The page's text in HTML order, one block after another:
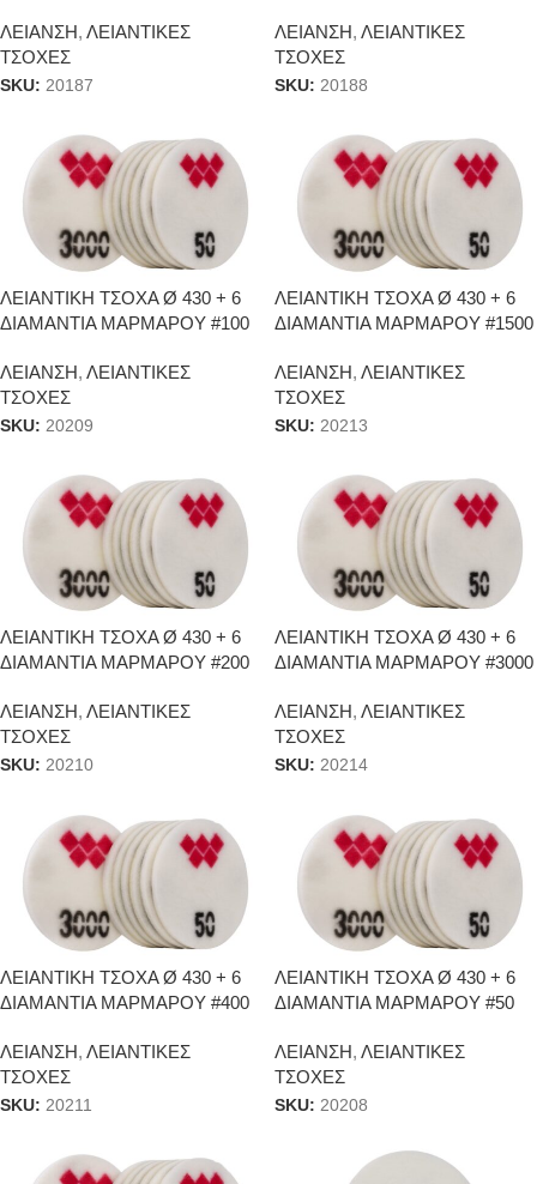
ΛΕΙΑΝΣΗ, ΛΕΙΑΝΤΙΚΕΣ
ΤΣΟΧΕΣ
SKU: 20187
ΛΕΙΑΝΣΗ, ΛΕΙΑΝΤΙΚΕΣ
ΤΣΟΧΕΣ
SKU: 20188
ΛΕΙΑΝΤΙΚΗ ΤΣΟΧΑ Ø 430 + 6
ΔΙΑΜΑΝΤΙΑ ΜΑΡΜΑΡΟΥ #100
ΛΕΙΑΝΣΗ, ΛΕΙΑΝΤΙΚΕΣ
ΤΣΟΧΕΣ
SKU: 20209
ΛΕΙΑΝΤΙΚΗ ΤΣΟΧΑ Ø 430 + 6
ΔΙΑΜΑΝΤΙΑ ΜΑΡΜΑΡΟΥ #1500
ΛΕΙΑΝΣΗ, ΛΕΙΑΝΤΙΚΕΣ
ΤΣΟΧΕΣ
SKU: 20213
ΛΕΙΑΝΤΙΚΗ ΤΣΟΧΑ Ø 430 + 6
ΔΙΑΜΑΝΤΙΑ ΜΑΡΜΑΡΟΥ #200
ΛΕΙΑΝΣΗ, ΛΕΙΑΝΤΙΚΕΣ
ΤΣΟΧΕΣ
SKU: 20210
ΛΕΙΑΝΤΙΚΗ ΤΣΟΧΑ Ø 430 + 6
ΔΙΑΜΑΝΤΙΑ ΜΑΡΜΑΡΟΥ #3000
ΛΕΙΑΝΣΗ, ΛΕΙΑΝΤΙΚΕΣ
ΤΣΟΧΕΣ
SKU: 20214
ΛΕΙΑΝΤΙΚΗ ΤΣΟΧΑ Ø 430 + 6
ΔΙΑΜΑΝΤΙΑ ΜΑΡΜΑΡΟΥ #400
ΛΕΙΑΝΣΗ, ΛΕΙΑΝΤΙΚΕΣ
ΤΣΟΧΕΣ
SKU: 20211
ΛΕΙΑΝΤΙΚΗ ΤΣΟΧΑ Ø 430 + 6
ΔΙΑΜΑΝΤΙΑ ΜΑΡΜΑΡΟΥ #50
ΛΕΙΑΝΣΗ, ΛΕΙΑΝΤΙΚΕΣ
ΤΣΟΧΕΣ
SKU: 20208